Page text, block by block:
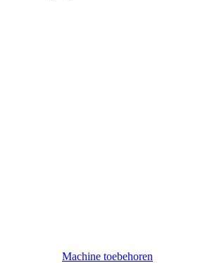
Machine toebehoren